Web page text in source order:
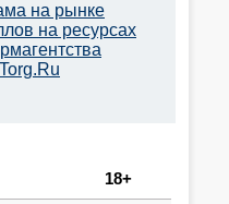
на рынке
на ресурсах
18+